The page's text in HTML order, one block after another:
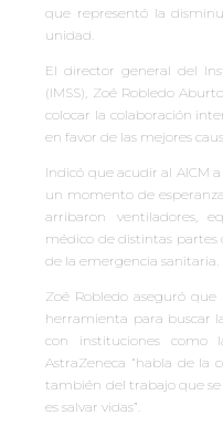
que representó la
unidad.
El director general del
(IMSS), Zoé Robledo
colocar la colaboración
en favor de las mejores
Indicó que acudir al AICM
un momento de
arribaron ventiladores,
médico de distintas partes
de la emergencia sanitaria.
Zoé Robledo aseguró
herramienta para buscar
con instituciones como
AstraZeneca “habla de la
también del trabajo que
es salvar vidas”.